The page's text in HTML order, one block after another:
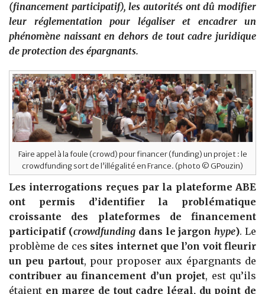
(financement participatif), les autorités ont dû modifier
leur réglementation pour légaliser et encadrer un
phénomène naissant en dehors de tout cadre juridique
de protection des épargnants.
Faire appel à la foule (crowd) pour financer (funding) un projet : le
crowdfunding sort de l’illégalité en France. (photo © GPouzin)
Les interrogations reçues par la plateforme ABE
ont permis d’identifier la problématique
croissante des plateformes de financement
participatif (crowdfundingdans le jargonhype). Le
problème de ces sites internet que l’on voit fleurir
un peu partout, pour proposer aux épargnants de
contribuer au financement d’un projet, est qu’ils
étaient en marge de tout cadre légal, du point de